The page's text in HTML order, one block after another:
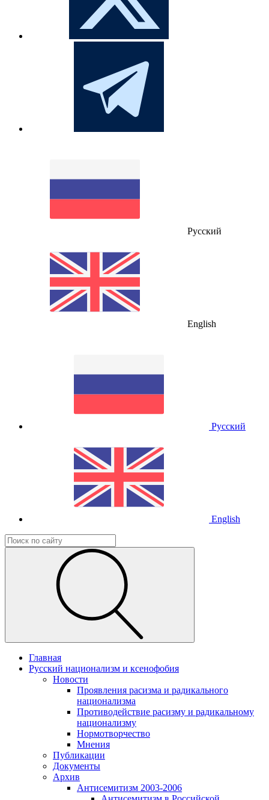
Русский
English
Русский
English
Главная
Русский национализм и ксенофобия
Новости
Проявления расизма и радикального
национализма
Противодействие расизму и радикальному
национализму
Нормотворчество
Мнения
Публикации
Документы
Архив
Антисемитизм 2003-2006